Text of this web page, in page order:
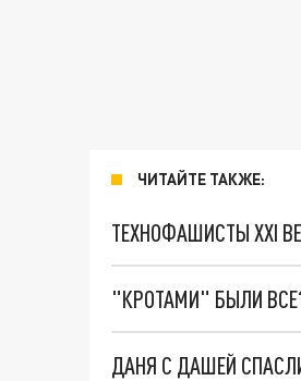
ЧИТАЙТЕ ТАКЖЕ:
ТЕХНОФАШИСТЫ XXI
"КРОТАМИ" БЫЛИ
ДАНЯ С ДАШЕЙ